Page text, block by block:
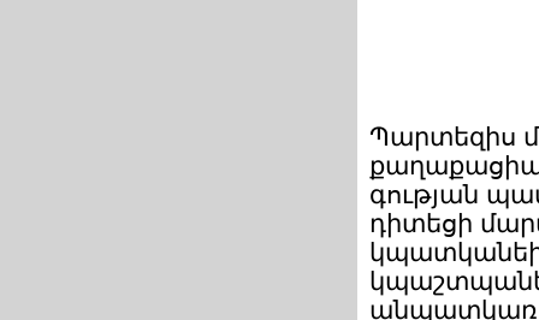
Պարտեզիս
գության
դիտեցի
անպատկառ